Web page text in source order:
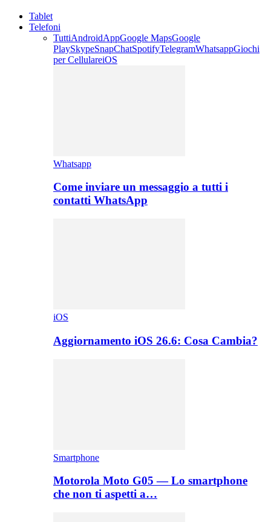
Tablet
Telefoni
TuttiAndroidAppGoogle MapsGoogle
PlaySkypeSnapChatSpotifyTelegramWhatsappGiochi
per CellulareiOS
Whatsapp
Come inviare un messaggio a tutti i
contatti WhatsApp
iOS
Aggiornamento iOS 26.6: Cosa Cambia?
Smartphone
Motorola Moto G05 — Lo smartphone
che non ti aspetti a…